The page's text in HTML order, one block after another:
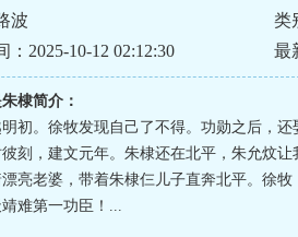
波 类
：2025-10-12 02:12:30
最
棣简介：
明初。徐牧发现自己了不得。功勋之后，
刻，建文元年。朱棣还在北平，朱允炆
亮老婆，带着朱棣仨儿子直奔北平。徐
难第一功臣！...